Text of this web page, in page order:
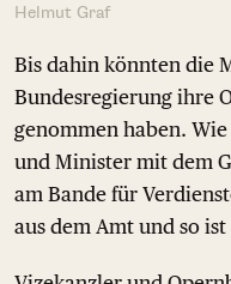
Helmut Graf
Bis dahin könnten die
Bundesregierung ihre
genommen haben.
und Minister mit dem
am Bande für
aus dem Amt und so